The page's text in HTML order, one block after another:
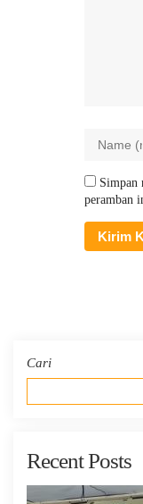
Simpan
peramban
Cari
Recent Posts